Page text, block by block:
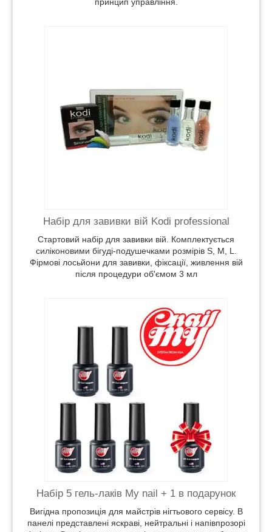
Набір для завивки вій Kodi professional
Стартовий набір для завивки вій. Комплектується
силіконовими бігуді-подушечками розмірів S, M, L.
Фірмові лосьйони для завивки, фіксації, живлення вій
після процедури об'ємом 3 мл
Набір 5 гель-лаків My nail + 1 в подарунок
Вигідна пропозиція для майстрів нігтьового сервісу. В
панелі представлені яскраві, нейтральні і напівпрозорі